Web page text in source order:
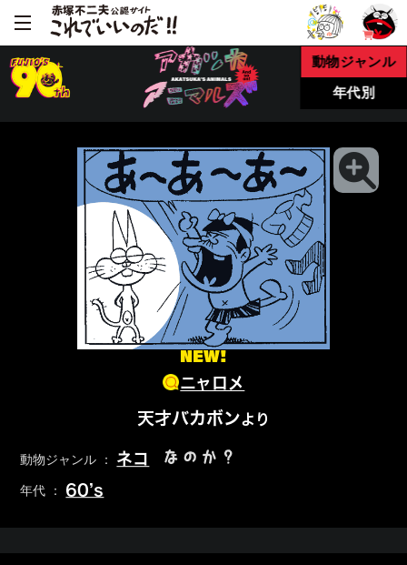
動物ジャンル
年代別
NEW!
ニャロメ
天才バカボンより
動物ジャンル ： ネコ なのか？
年代 ： 60’s